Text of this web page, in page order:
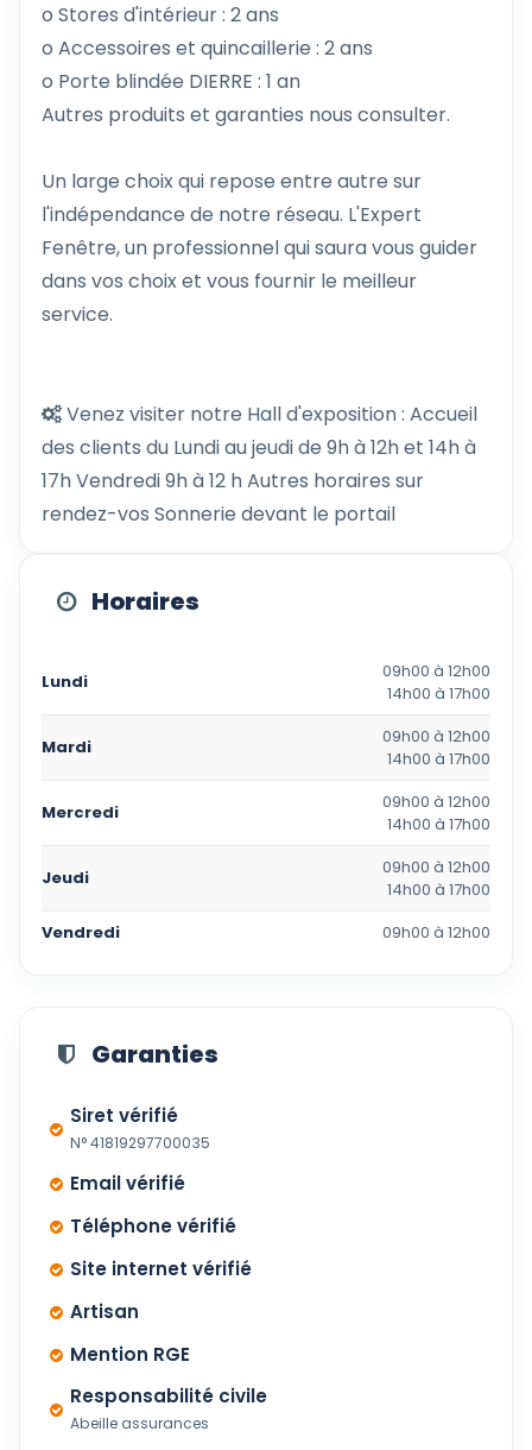
o Stores d'intérieur : 2 ans
o Accessoires et quincaillerie : 2 ans
o Porte blindée DIERRE : 1 an
Autres produits et garanties nous consulter.
Un large choix qui repose entre autre sur
l'indépendance de notre réseau. L'Expert
Fenêtre, un professionnel qui saura vous guider
dans vos choix et vous fournir le meilleur
service.
Venez visiter notre Hall d'exposition : Accueil
des clients du Lundi au jeudi de 9h à 12h et 14h à
17h Vendredi 9h à 12 h Autres horaires sur
rendez-vos Sonnerie devant le portail
Horaires
Lundi
09h00 à 12h00
14h00 à 17h00
Mardi
09h00 à 12h00
14h00 à 17h00
Mercredi
09h00 à 12h00
14h00 à 17h00
Jeudi
09h00 à 12h00
14h00 à 17h00
Vendredi
09h00 à 12h00
Garanties
Siret vérifié
N° 41819297700035
Email vérifié
Téléphone vérifié
Site internet vérifié
Artisan
Mention RGE
Responsabilité civile
Abeille assurances